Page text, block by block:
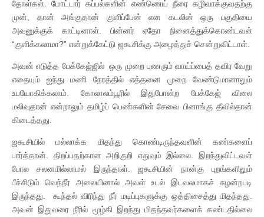
தோள்கள். மோட்டார் கப்பல்களின் எண்ணெய் நீரை கழிவாக்குவதற்கு
முன், தான் அங்குதான் குளிப்பேன் என கடலின் ஒரு பகுதியை
அவனுக்குக் காட்டினாள். பின்னர் ஏதோ நினைத்துக்கொண்டவள்
“குளிக்கலாமா?” என்றுக்கேட்டு ஜகூசிக்கு அழைத்துச் சென்றுவிட்டாள்.
அவன் எடுத்த பேக்கேஜ்ஜில் ஒரு முறை புணரும் வாய்ப்பைத் தவிர வேறு
எதையும் ஐந்து மணி நேரத்தில் எத்தனை முறை வேண்டுமானாலும்
உபயோகிக்கலாம். கோலாலம்பூரில் இதுபோன்ற பேக்கேஜ் விலை
மலிவுதான் என்றாலும் தமிழ்ப் பெண்களின் சேவை பினாங்கு தீவில்தான்
கிடைத்தது.
ஜகூசியில் மல்லாக்க மிதந்து கொண்டிருந்தவளின் கண்களைப்
பார்த்தான். திறப்பதற்கான அறிகுறி எதுவும் இல்லை. இறந்துவிட்டவள்
போல சலனமில்லாமல் இருந்தாள். ஜகூசியின் நான்கு புறங்களிலும்
பீச்சிடும் வெந்நீர் அலையினால் அவள் உடல் இடவலமாகச் சுழன்றபடி
இருந்தது. கூந்தல் விரிந்து நீர் மடிப்புகளுக்கு ஒத்திசைத்து மிதந்தது.
அவன் இதுவரை நீரில் மூழ்கி இறந்து மிதந்தவர்களைக் கண்டதில்லை